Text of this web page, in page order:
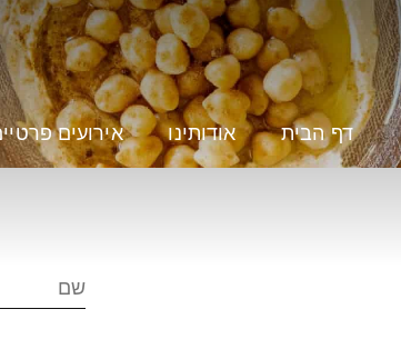
דף הבית אודותינו אירועים